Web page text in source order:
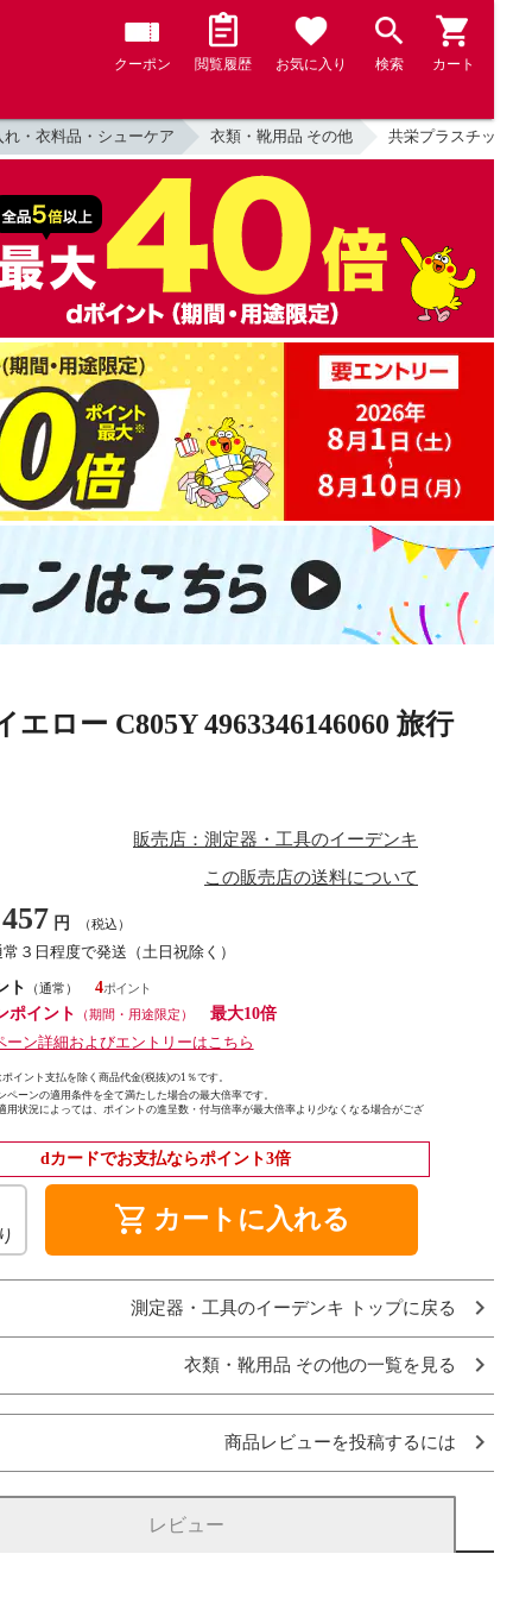
クーポン 閲覧履歴 お気に入り 検索 カート
・衣料品・シューケア 衣類・靴用品 その他 共栄プラスチック
ロー C805Y 4963346146060 旅行
販売店：測定器・工具のイーデンキ
この販売店の送料について
457 円 （税込）
常３日程度で発送（土日祝除く）
ト
（通常）
4
ポイント
（期間・用途限定）
最大10倍
ーン詳細およびエントリーはこちら
イント支払を除く商品代金(税抜)の1％です。
ペーンの適用条件を全て満たした場合の最大倍率です。
用状況によっては、ポイントの進呈数・付与倍率が最大倍率より少なくなる場合がござ
dカードでお支払ならポイント3倍
shopping_cart カートに入れる
測定器・工具のイーデンキ トップに戻る
衣類・靴用品 その他の一覧を見る
商品レビューを投稿するには
レビュー